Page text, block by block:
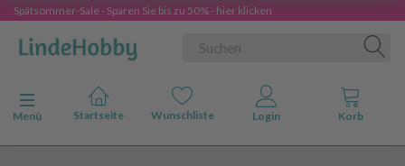
Spätsommer-Sale - Sparen Sie bis zu 50% - hier klicken
Anzeige ändern
Menü